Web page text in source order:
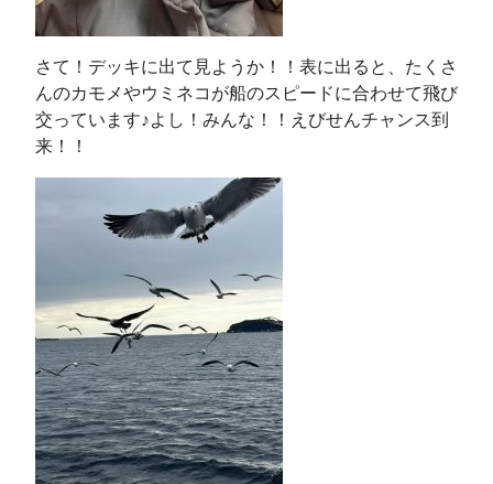
さて！デッキに出て見ようか！！表に出ると、たくさ
んのカモメやウミネコが船のスピードに合わせて飛び
交っています♪よし！みんな！！えびせんチャンス到
来！！